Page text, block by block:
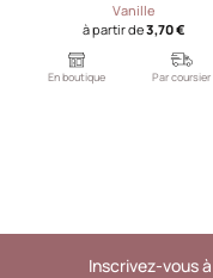
Vanille
à partir de3,70 €
En boutique Par coursier
Inscrivez-vous